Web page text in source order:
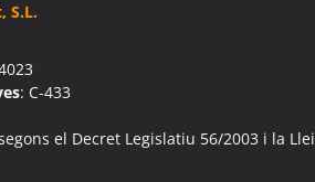
Empreses Aín
Aín
Empreses Aitona
Aitona
S.L.
: C-433
el Decret Legislatiu 56/2003 i la Llei